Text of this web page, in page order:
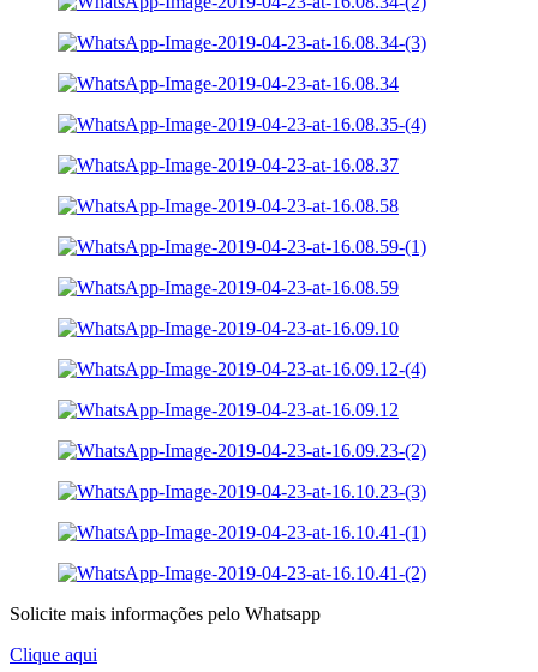
Solicite mais informações pelo Whatsapp
Clique aqui